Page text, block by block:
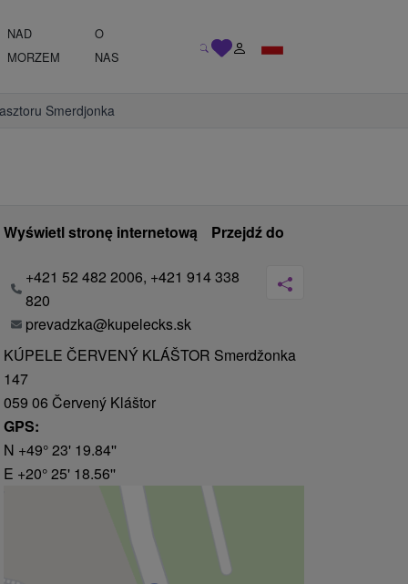
NAD
MORZEM
O
NAS
Smerdjonka
Wyświetl stronę internetową Przejdź do
+421 52 482 2006, +421 914 338
820
prevadzka@kupelecks.sk
KÚPELE ČERVENÝ KLÁŠTOR Smerdžonka
147
059 06 Červený Kláštor
GPS:
N +49° 23' 19.84''
E +20° 25' 18.56''